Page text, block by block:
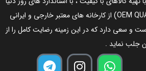
(OEM QUALITY) از کارخانه های معتبر خارجی و ایرانی
و سعی دارد که در این زمینه رضایت کامل را از
جلب نماید .